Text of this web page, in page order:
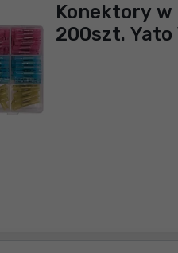
Konektory
200szt. Yato